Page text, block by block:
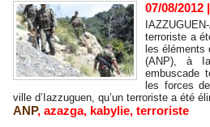
07/08/2012 |
terroriste a
les éléments
(ANP), à
embuscade
les forces
ville d’Iazzuguen, qu’un terroriste a été
ANP, azazga, kabylie, terroriste